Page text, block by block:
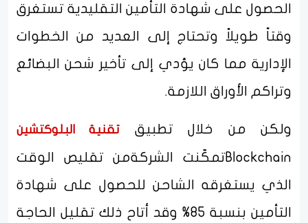
الحصول على شهادة التأمين التقليدية تستغرق
وقتاً طويلاً وتحتاج إلى العديد من الخطوات
الإدارية مما كان يؤدي إلى تأخير شحن البضائع
وتراكم الأوراق اللازمة.
ولكن من خلال تطبيق تقنية البلوكتشين
Blockchainتمكّنت الشركةمن تقليص الوقت
الذي يستغرقه الشاحن للحصول على شهادة
التأمين بنسبة 85% وقد أتاح ذلك تقليل الحاجة